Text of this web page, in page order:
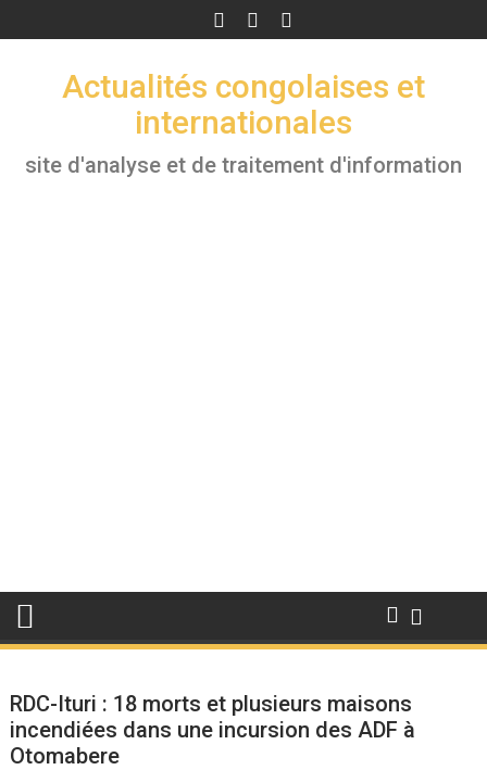
to
Actualités congolaises et
internationales
site d'analyse et de traitement d'information
RDC-Ituri : 18 morts et plusieurs maisons
incendiées dans une incursion des ADF à
Otomabere